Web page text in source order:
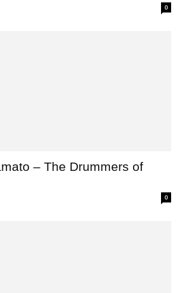
0
– The Drummers of
0